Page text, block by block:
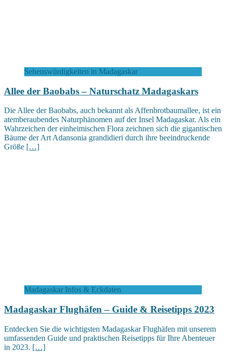
Sehenswürdigkeiten in Madagaskar
Allee der Baobabs – Naturschatz Madagaskars
Die Allee der Baobabs, auch bekannt als Affenbrotbaumallee, ist ein
atemberaubendes Naturphänomen auf der Insel Madagaskar. Als ein
Wahrzeichen der einheimischen Flora zeichnen sich die gigantischen
Bäume der Art Adansonia grandidieri durch ihre beeindruckende
Größe […]
Madagaskar Infos & Eckdaten
Madagaskar Flughäfen – Guide & Reisetipps 2023
Entdecken Sie die wichtigsten Madagaskar Flughäfen mit unserem
umfassenden Guide und praktischen Reisetipps für Ihre Abenteuer
in 2023. […]